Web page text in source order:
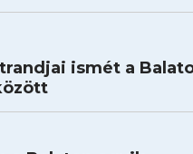
ismét a